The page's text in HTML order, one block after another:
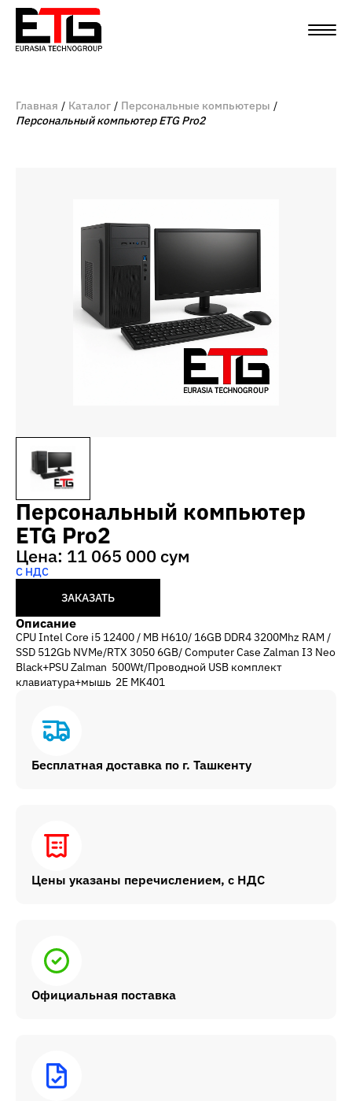
Главная Каталог
Персональные компьютеры
Персональный компьютер ETG Pro2
Персональный компьютер
ETG Pro2
Цена: 11 065 000 сум
С НДС
ЗАКАЗАТЬ
Описание
CPU Intel Core i5 12400 / MB H610/ 16GB DDR4 3200Mhz RAM /
SSD 512Gb NVMe/RTX 3050 6GB/ Computer Case Zalman I3 Neo
Black+PSU Zalman 500Wt/Проводной USB комплект
клавиатура+мышь 2E MK401
Бесплатная доставка по г. Ташкенту
Цены указаны перечислением, с НДС
Официальная поставка